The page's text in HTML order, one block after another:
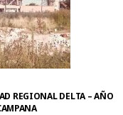
REGIONAL DELTA – AÑO